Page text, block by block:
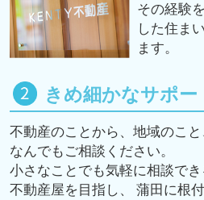
その経験
した住ま
ます。
きめ細かなサポー
不動産のことから、地域のこと
なんでもご相談ください。
小さなことでも気軽に相談でき
不動産屋を目指し、 蒲田に根